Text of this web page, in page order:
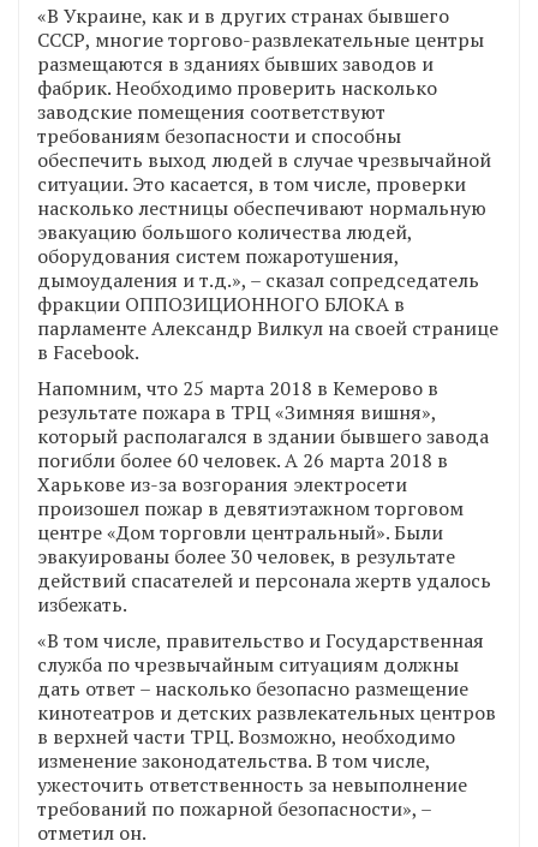
«В Украине, как и в других странах бывшего
СССР, многие торгово-развлекательные центры
размещаются в зданиях бывших заводов и
фабрик. Необходимо проверить насколько
заводские помещения соответствуют
требованиям безопасности и способны
обеспечить выход людей в случае чрезвычайной
ситуации. Это касается, в том числе, проверки
насколько лестницы обеспечивают нормальную
эвакуацию большого количества людей,
оборудования систем пожаротушения,
дымоудаления и т.д.», – сказал сопредседатель
фракции ОППОЗИЦИОННОГО БЛОКА в
парламенте Александр Вилкул на своей странице
в Facebook.
Напомним, что 25 марта 2018 в Кемерово в
результате пожара в ТРЦ «Зимняя вишня»,
который располагался в здании бывшего завода
погибли более 60 человек. А 26 марта 2018 в
Харькове из-за возгорания электросети
произошел пожар в девятиэтажном торговом
центре «Дом торговли центральный». Были
эвакуированы более 30 человек, в результате
действий спасателей и персонала жертв удалось
избежать.
«В том числе, правительство и Государственная
служба по чрезвычайным ситуациям должны
дать ответ – насколько безопасно размещение
кинотеатров и детских развлекательных центров
в верхней части ТРЦ. Возможно, необходимо
изменение законодательства. В том числе,
ужесточить ответственность за невыполнение
требований по пожарной безопасности», –
отметил он.